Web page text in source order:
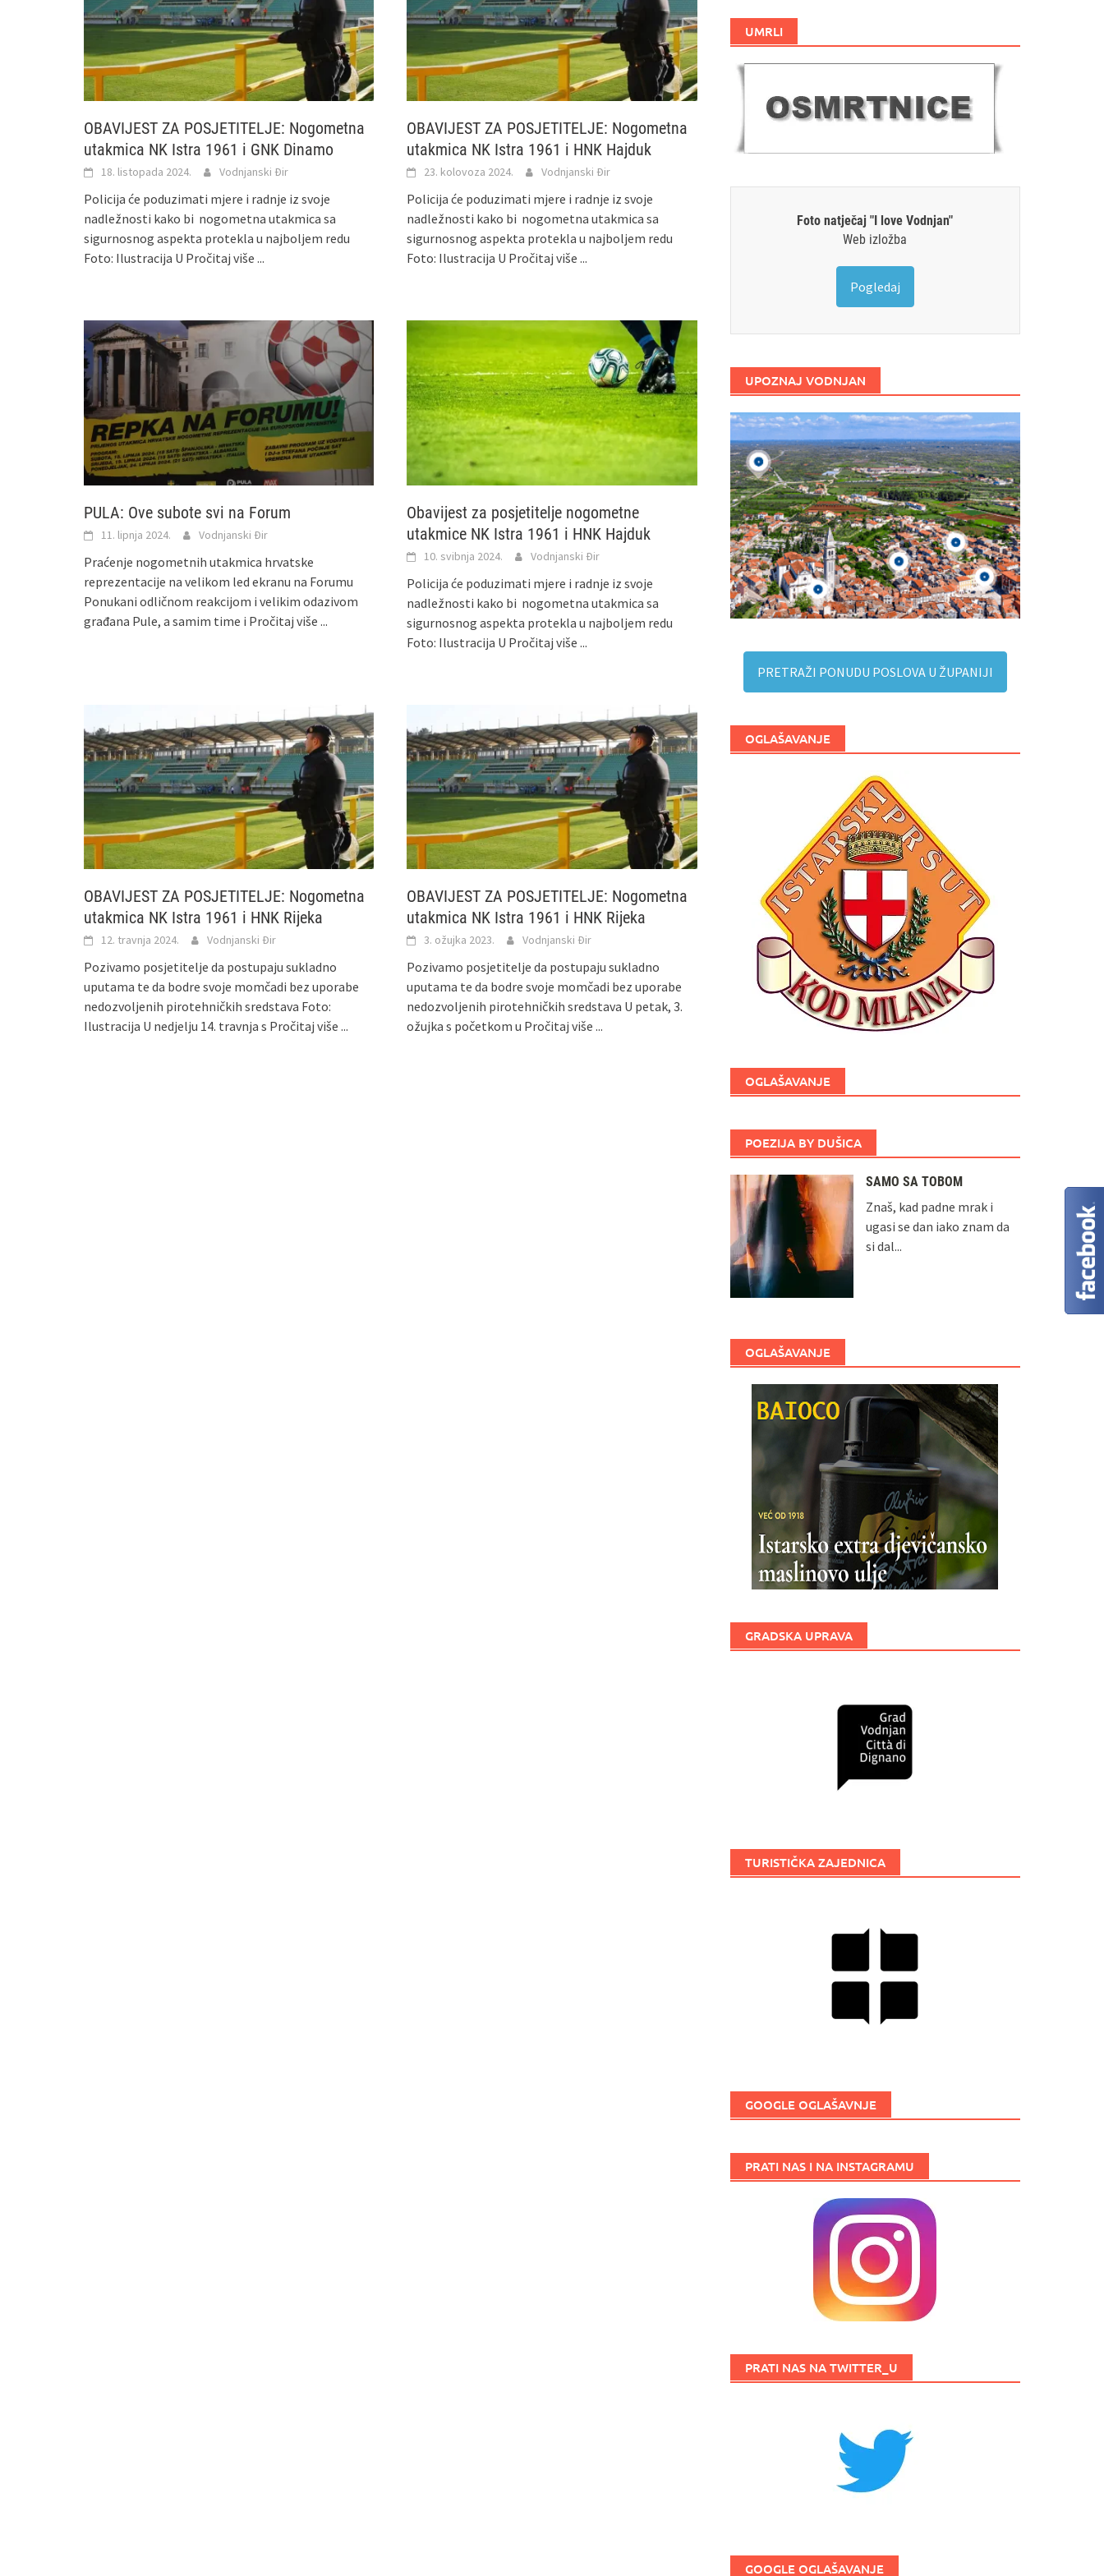
OBAVIJEST ZA POSJETITELJE: Nogometna
utakmica NK Istra 1961 i GNK Dinamo
18. listopada 2024. Vodnjanski Đir
Policija će poduzimati mjere i radnje iz svoje
nadležnosti kako bi nogometna utakmica sa
sigurnosnog aspekta protekla u najboljem redu
Foto: Ilustracija U Pročitaj više ...
OBAVIJEST ZA POSJETITELJE: Nogometna
utakmica NK Istra 1961 i HNK Hajduk
23. kolovoza 2024. Vodnjanski Đir
Policija će poduzimati mjere i radnje iz svoje
nadležnosti kako bi nogometna utakmica sa
sigurnosnog aspekta protekla u najboljem redu
Foto: Ilustracija U Pročitaj više ...
PULA: Ove subote svi na Forum
11. lipnja 2024. Vodnjanski Đir
Praćenje nogometnih utakmica hrvatske
reprezentacije na velikom led ekranu na Forumu
Ponukani odličnom reakcijom i velikim odazivom
građana Pule, a samim time i Pročitaj više ...
Obavijest za posjetitelje nogometne
utakmice NK Istra 1961 i HNK Hajduk
10. svibnja 2024. Vodnjanski Đir
Policija će poduzimati mjere i radnje iz svoje
nadležnosti kako bi nogometna utakmica sa
sigurnosnog aspekta protekla u najboljem redu
Foto: Ilustracija U Pročitaj više ...
OBAVIJEST ZA POSJETITELJE: Nogometna
utakmica NK Istra 1961 i HNK Rijeka
12. travnja 2024. Vodnjanski Đir
Pozivamo posjetitelje da postupaju sukladno
uputama te da bodre svoje momčadi bez uporabe
nedozvoljenih pirotehničkih sredstava Foto:
Ilustracija U nedjelju 14. travnja s Pročitaj više ...
OBAVIJEST ZA POSJETITELJE: Nogometna
utakmica NK Istra 1961 i HNK Rijeka
3. ožujka 2023. Vodnjanski Đir
Pozivamo posjetitelje da postupaju sukladno
uputama te da bodre svoje momčadi bez uporabe
nedozvoljenih pirotehničkih sredstava U petak, 3.
ožujka s početkom u Pročitaj više ...
UMRLI
Foto natječaj "I love Vodnjan"
Web izložba
Pogledaj
UPOZNAJ VODNJAN
PRETRAŽI PONUDU POSLOVA U ŽUPANIJI
OGLAŠAVANJE
OGLAŠAVANJE
POEZIJA BY DUŠICA
SAMO SA TOBOM
Znaš, kad padne mrak i
ugasi se dan iako znam da
si dal...
OGLAŠAVANJE
GRADSKA UPRAVA
TURISTIČKA ZAJEDNICA
GOOGLE OGLAŠAVNJE
PRATI NAS I NA INSTAGRAMU
PRATI NAS NA TWITTER_U
GOOGLE OGLAŠAVANJE